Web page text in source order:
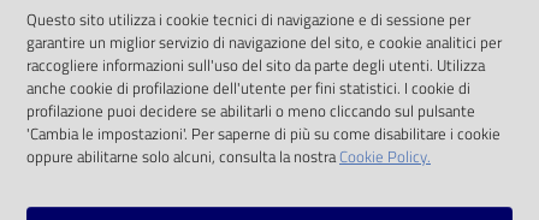
Eventi
Chiedi al
bibliotecario
solo alle condizioni previste dalla direttiva
comunitaria 2003/98/CE e dal d.lgs. 36/2006
SOCIAL
Instagram
Questo sito utilizza i cookie tecnici di navigazione e di sessione per
garantire un miglior servizio di navigazione del sito, e cookie analitici per
raccogliere informazioni sull'uso del sito da parte degli utenti. Utilizza
anche cookie di profilazione dell'utente per fini statistici. I cookie di
profilazione puoi decidere se abilitarli o meno cliccando sul pulsante
'Cambia le impostazioni'. Per saperne di più su come disabilitare i cookie
oppure abilitarne solo alcuni, consulta la nostraCookie Policy.